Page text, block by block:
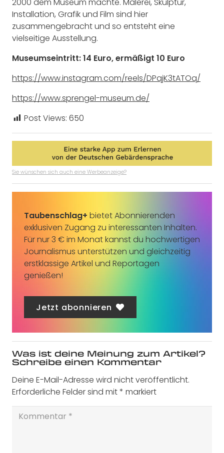
2000 dem Museum machte. Malerei, Skulptur,
Installation, Grafik und Film sind hier
zusammengebracht und so entsteht eine
vielseitige Ausstellung.
Museumseintritt: 14 Euro, ermäßigt 10 Euro
https://www.instagram.com/reels/DPqjK3tATOq/
https://www.sprengel-museum.de/
Post Views: 650
Sie wünschen sich auch eine Werbeanzeige?
Taubenschlag+ bietet Abonnierenden
exklusiven Zugang zu interessanten Inhalten.
Für nur 3 € im Monat kannst du hochwertigen
Journalismus unterstützen und gleichzeitig
erstklassige Artikel und Reportagen
genießen!
Jetzt abonnieren
Was ist deine Meinung zum Artikel?
Schreibe einen Kommentar
Deine E-Mail-Adresse wird nicht veröffentlicht.
Erforderliche Felder sind mit* markiert